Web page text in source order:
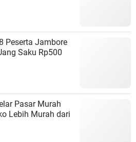
Peserta Jambore
Saku Rp500
Pasar Murah
Lebih Murah dari